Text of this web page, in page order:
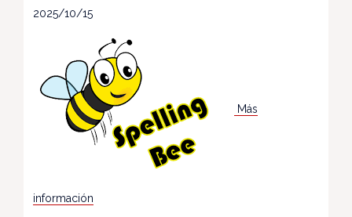
2025/10/15
Más
información